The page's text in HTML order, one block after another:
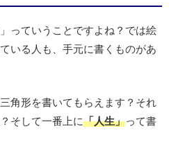
っていうことですよね？では絵
いる人も、手元に書くものがあ
角形を書いてもらえます？それ
そして一番上に「人生」って書